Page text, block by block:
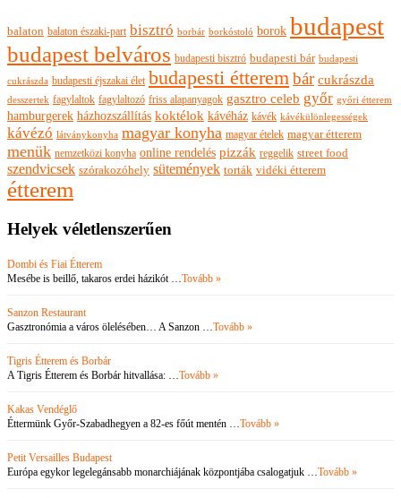
balaton balaton északi-part bisztró borbár borkóstoló borok budapest
budapest belváros budapesti bisztró budapesti bár budapesti
cukrászda budapesti éjszakai élet budapesti étterembár cukrászda
desszertek fagylaltok fagylaltozó friss alapanyagok gasztro celeb győr győri étterem
hamburgerek házhozszállítás koktélok kávéház kávék kávékülönlegességek
kávézó látványkonyha magyar konyha magyar ételek magyar étterem
menük nemzetközi konyha online rendelés pizzák reggelik street food
szendvicsek szórakozóhely sütemények torták vidéki étterem
étterem
Helyek véletlenszerűen
Dombi és Fiai Étterem
Mesébe is beillő, takaros erdei házikót …Tovább »
Sanzon Restaurant
Gasztronómia a város ölelésében… A Sanzon …Tovább »
Tigris Étterem és Borbár
A Tigris Étterem és Borbár hitvallása: …Tovább »
Kakas Vendéglő
Éttermünk Győr-Szabadhegyen a 82-es főút mentén …Tovább »
Petit Versailles Budapest
Európa egykor legelegánsabb monarchiájának központjába csalogatjuk …Tovább »